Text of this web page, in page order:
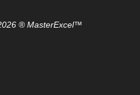
® MasterExcel™